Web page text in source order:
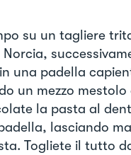
su un tagliere
una padella
un mezzo
la pasta al
lasciando
Togliete il tutto